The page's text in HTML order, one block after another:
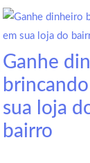
Ganhe
sua loja
bairro